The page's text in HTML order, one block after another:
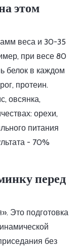
этом
веса и 30-35
при весе 80
белок в каждом
протеин.
овсянка,
орехи,
питания
- 70%
перед
Это подготовка
без